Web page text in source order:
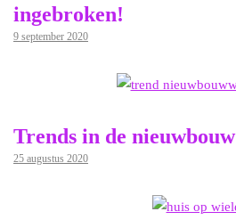
ingebroken!
9 september 2020
Trends in de nieuwbouw
25 augustus 2020